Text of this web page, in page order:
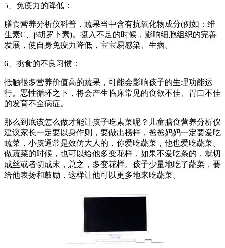
5、免疫力的降低：
膳食营养分析仪科普，蔬果当中含有抗氧化物成分(例如：维
生素C、β胡罗卜素)。摄入不足的时候，影响细胞组织的完善
发展，使自身免疫力降低，宝宝易感染、生病。
6、挑食的不良习惯：
抵触很多营养价值高的蔬果，可能会影响孩子的生理功能运
行。恶性循环之下，将会产生临床常见的食欲不佳、胃口不佳
的发育不全病症。
那么到底该怎么做才能让孩子吃素菜呢？儿童膳食营养分析仪
建议家长一定要以身作则，要做出榜样，爸爸妈妈一定要爱吃
蔬菜，小孩通常是效仿大人的，你爱吃蔬菜，他也爱吃蔬菜。
做蔬菜的时候，也可以给他多变花样，如果不爱吃条的，就切
成丝或者切成末，总之，多变花样。孩子少量地吃了蔬菜，要
给他表扬和鼓励，这样让他可以更多地来吃蔬菜。